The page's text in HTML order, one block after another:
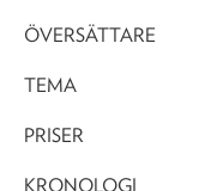
ÖVERSÄTTARE
TEMA
PRISER
KRONOLOGI